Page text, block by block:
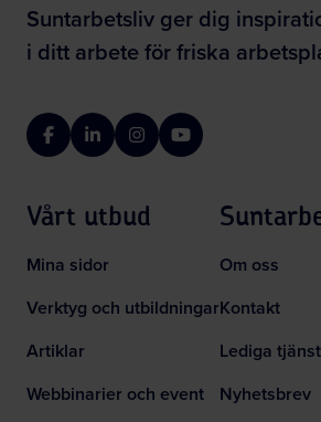
Suntarbetsliv ger dig
i ditt arbete för friska
FacebookLinkedInInstagramYouTube
Vårt utbud
Mina sidor
Verktyg och utbildningar
Artiklar
Webbinarier och event
Om oss
Kontakt
Lediga
Nyhetsbrev